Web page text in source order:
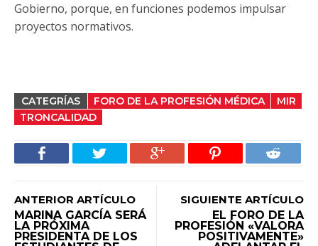
Gobierno, porque, en funciones podemos impulsar
proyectos normativos.
CATEGRÍAS FORO DE LA PROFESIÓN MÉDICA
MIR
TRONCALIDAD
ANTERIOR ARTÍCULO
MARINA GARCÍA SERÁ
LA PRÓXIMA
PRESIDENTA DE LOS
SIGUIENTE ARTÍCULO
EL FORO DE LA
PROFESIÓN «VALORA
POSITIVAMENTE»